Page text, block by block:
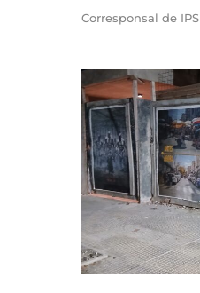
Corresponsal de IPS